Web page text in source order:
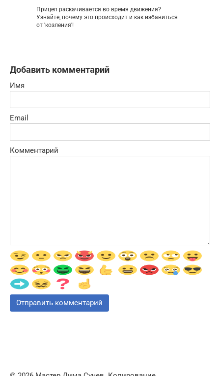
Прицеп раскачивается во время движения?
Узнайте, почему это происходит и как избавиться
от 'козления'!
Добавить комментарий
Имя
Email
Комментарий